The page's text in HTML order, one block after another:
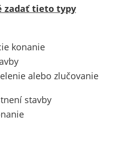
zadať tieto typy
konanie
alebo zlučovanie
stavby